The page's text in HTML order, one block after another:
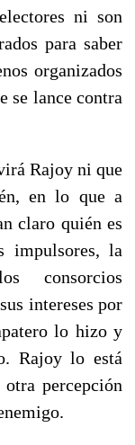
ni son
para saber
organizados
se lance contra
Rajoy ni que
en lo que a
claro quién es
impulsores, la
consorcios
intereses por
lo hizo y
Rajoy lo está
percepción